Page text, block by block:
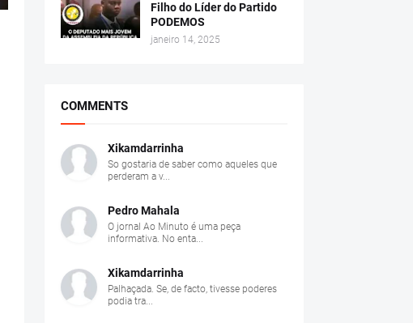
Filho do Líder do Partido
PODEMOS
janeiro 14, 2025
COMMENTS
Xikamdarrinha
So gostaria de saber como aqueles que
perderam a v...
Pedro Mahala
O jornal Ao Minuto é uma peça
informativa. No enta...
Xikamdarrinha
Palhaçada. Se, de facto, tivesse poderes
podia tra...